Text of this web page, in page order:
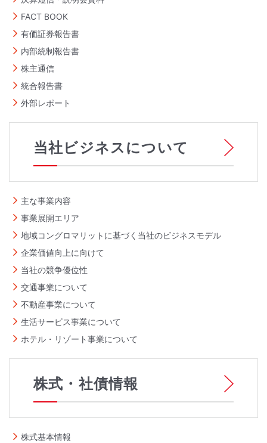
FACT BOOK
有価証券報告書
内部統制報告書
株主通信
統合報告書
外部レポート
当社ビジネスについて
主な事業内容
事業展開エリア
地域コングロマリットに基づく当社のビジネスモデル
企業価値向上に向けて
当社の競争優位性
交通事業について
不動産事業について
生活サービス事業について
ホテル・リゾート事業について
株式・社債情報
株式基本情報